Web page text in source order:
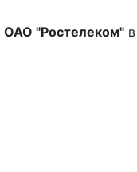
ОАО "Ростелеком" в